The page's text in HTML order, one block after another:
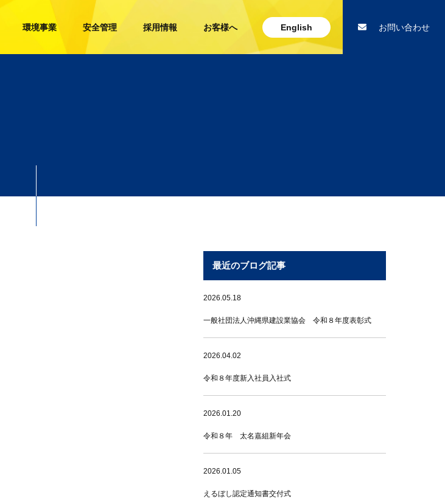
環境事業 安全管理 採用情報 お客様へ English お問い合わせ
最近のブログ記事
2026.05.18
一般社団法人沖縄県建設業協会 令和８年度表彰式
2026.04.02
令和８年度新入社員入社式
2026.01.20
令和８年 太名嘉組新年会
2026.01.05
えるぼし認定通知書交付式